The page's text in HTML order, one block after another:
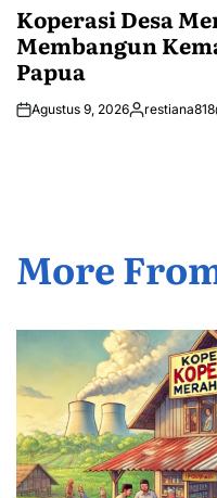
Koperasi Desa
Membangun
Papua
Agustus 9, 2026Posted
More